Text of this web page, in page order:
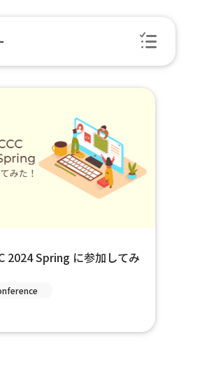
2024 Spring に参加してみ